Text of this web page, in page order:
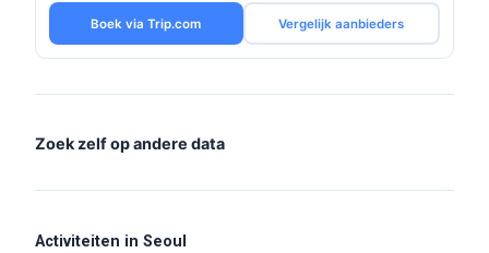
Boek via Trip.com Vergelijk aanbieders
Zoek zelf op andere data
Activiteiten in Seoul